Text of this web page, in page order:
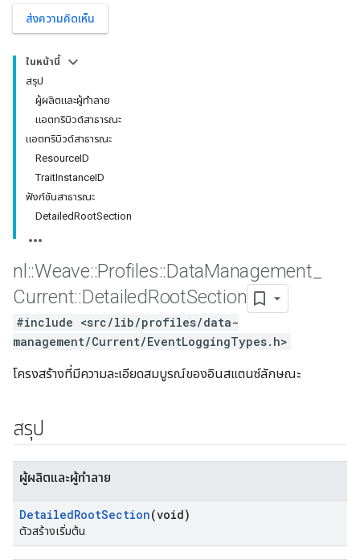
ส่งความคิดเห็น
ในหน้านี้
สรุป
ผู้ผลิตและผู้ทำลาย
แอตทริบิวต์สาธารณะ
แอตทริบิวต์สาธารณะ
ResourceID
TraitInstanceID
ฟังก์ชันสาธารณะ
DetailedRootSection
nl ::Weave::Profiles::DataManagement
Current::DetailedRootSection
#include <src/lib/profiles/data-
management/Current/EventLoggingTypes.h>
โครงสร้างที่มีความละเอียดสมบูรณ์ของอินสแตนซ์ลักษณะ
สรุป
ผู้ผลิตและผู้ทำลาย
DetailedRootSection(void)
ตัวสร้างเริ่มต้น